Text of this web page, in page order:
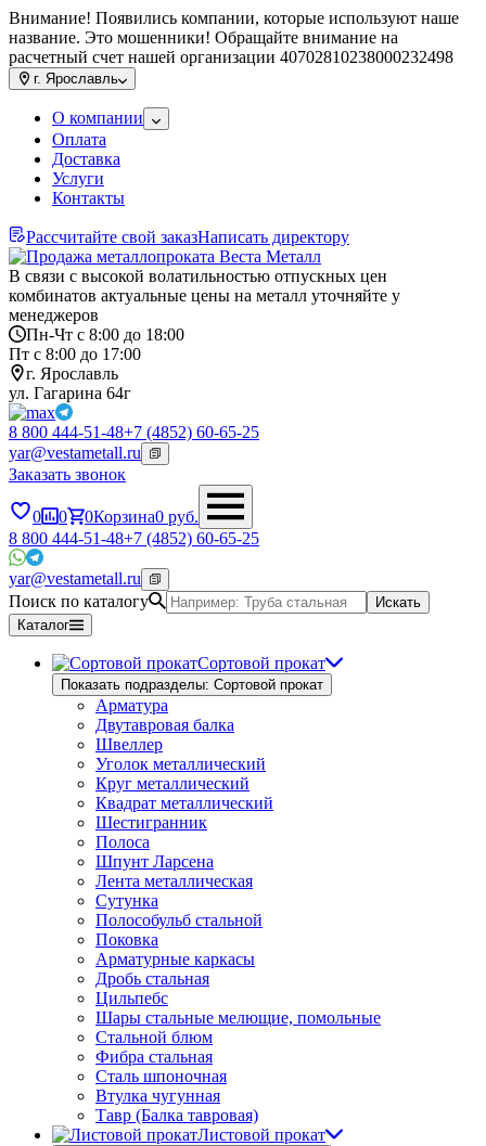
Внимание! Появились компании, которые используют наше
название. Это мошенники! Обращайте внимание на
расчетный счет нашей организации 40702810238000232498
г. Ярославль
О компании
Оплата
Доставка
Услуги
Контакты
Рассчитайте свой заказНаписать директору
В связи с высокой волатильностью отпускных цен
комбинатов актуальные цены на металл уточняйте у
менеджеров
Пн-Чт с 8:00 до 18:00
Пт с 8:00 до 17:00
г. Ярославль
ул. Гагарина 64г
8 800 444-51-48+7 (4852) 60-65-25
yar@vestametall.ru
Заказать звонок
0 0 0Корзина0 руб.
8 800 444-51-48+7 (4852) 60-65-25
yar@vestametall.ru
Поиск по каталогу
Искать
Каталог
Сортовой прокат
Показать подразделы: Сортовой прокат
Арматура
Двутавровая балка
Швеллер
Уголок металлический
Круг металлический
Квадрат металлический
Шестигранник
Полоса
Шпунт Ларсена
Лента металлическая
Сутунка
Полособульб стальной
Поковка
Арматурные каркасы
Дробь стальная
Цильпебс
Шары стальные мелющие, помольные
Стальной блюм
Фибра стальная
Сталь шпоночная
Втулка чугунная
Тавр (Балка тавровая)
Листовой прокат